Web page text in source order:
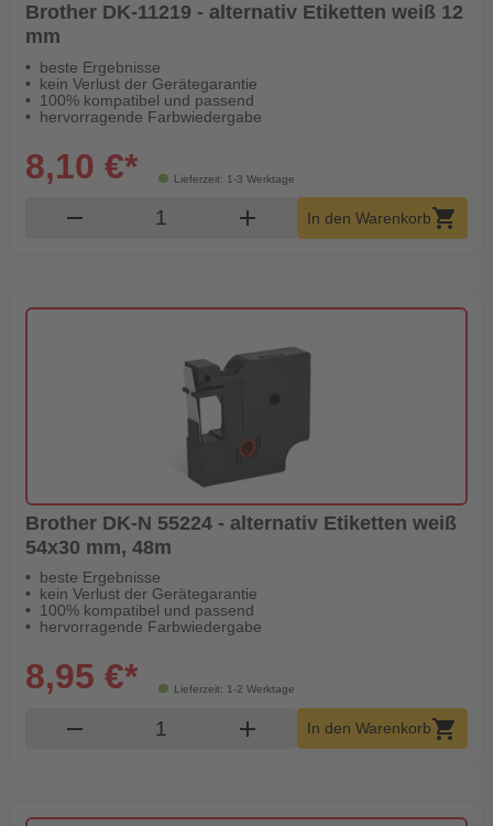
Brother DK-11219 - alternativ Etiketten weiß 12
mm
beste Ergebnisse
kein Verlust der Gerätegarantie
100% kompatibel und passend
hervorragende Farbwiedergabe
Lieferzeit: 1-3 Werktage
8,10 €*
remove Produkt Warenkorb Menge
add In den Warenkorbshopping_cart
Brother DK-N 55224 - alternativ Etiketten weiß
54x30 mm, 48m
beste Ergebnisse
kein Verlust der Gerätegarantie
100% kompatibel und passend
hervorragende Farbwiedergabe
Lieferzeit: 1-2 Werktage
8,95 €*
remove Produkt Warenkorb Menge
add In den Warenkorbshopping_cart